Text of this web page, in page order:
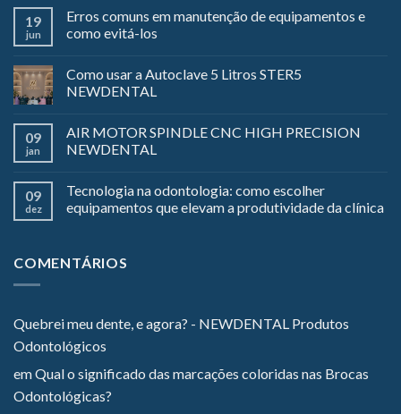
19
jun
Erros comuns em manutenção de equipamentos e
como evitá-los
Como usar a Autoclave 5 Litros STER5
NEWDENTAL
09
jan
AIR MOTOR SPINDLE CNC HIGH PRECISION
NEWDENTAL
09
dez
Tecnologia na odontologia: como escolher
equipamentos que elevam a produtividade da clínica
COMENTÁRIOS
Quebrei meu dente, e agora? - NEWDENTAL Produtos
Odontológicos
emQual o significado das marcações coloridas nas Brocas
Odontológicas?